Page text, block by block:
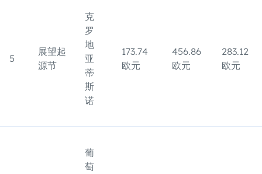
5
展望起
源节
克
罗
地
亚
蒂
斯
诺
173.74
欧元
456.86
欧元
283.12
欧元
葡
萄